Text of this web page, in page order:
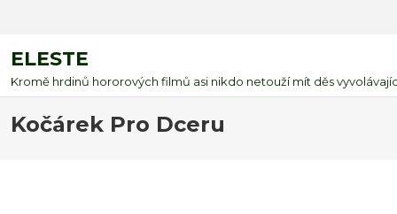
ELESTE
Kromě hrdinů hororových filmů asi nikdo netouží mít děs
Kočárek Pro Dceru